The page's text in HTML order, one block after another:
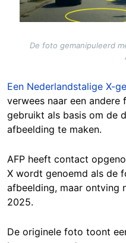
De foto gemanipuleerd
Een Nederlandstalige X-
verwees naar een
gebruikt als basis om de
afbeelding te maken.
AFP heeft contact
X wordt genoemd als de
afbeelding, maar ontving
2025.
De originele foto toont